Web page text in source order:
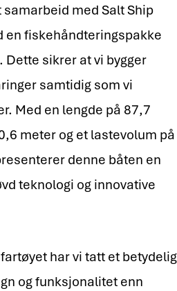
med Salt Ship
en fiskehåndteringspakke
Dette sikrer at vi bygger
samtidig som vi
Med en lengde på 87,7
meter og et lastevolum på
denne båten en
teknologi og innovative
har vi tatt et betydelig
og funksjonalitet enn